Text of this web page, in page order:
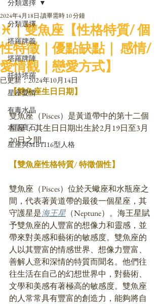
分類選擇
塔羅牌義
塔羅牌陣
托特塔羅
星座愛情
有毒水晶
水晶寶石
星座與MBTI16型人格
分類選擇
♓｜雙魚座【性格特質/ 個
性特徵｜優點缺點｜ 感情/
愛情觀｜戀愛方式】
2024年4月18日 讀畢需時 10 分鐘
已更新：2024年10月14日
【雙魚座生日日期】
雙魚座（Pisces）是黃道帶中的第十二個
星座， 其生日日期出生於2月19日至3月
20日之間。
【雙魚座性格特質/ 特徵個性】
雙魚座（Pisces）位於天蠍座和水瓶座之
間，代表著黃道帶的最後一個星座， 其
守護星是海王星 （Neptune）。海王星賦
予雙魚座的人豐富的想像力和靈感，並
帶來對美感和藝術的敏感度。雙魚座的
人以其豐富的情感世界、想像力豐富、
善解人意和深情的特質而聞名。他們往
往生活在自己的幻想世界中，對藝術、
文學和美感有著極高的敏感度。雙魚座
的人常常具有豐富的創造力，能夠將自